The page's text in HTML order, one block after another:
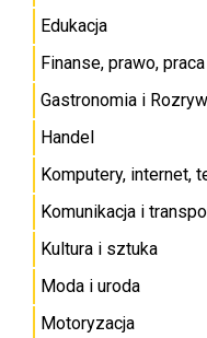
Edukacja
Finanse, prawo, praca
Gastronomia i
Handel
Komputery, internet,
Komunikacja i
Kultura i sztuka
Moda i uroda
Motoryzacja